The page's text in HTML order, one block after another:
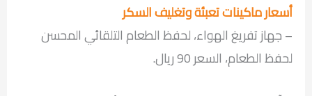
أسعار ماكينات تعبئة وتغليف السكر
– جهاز تفريغ الهواء، لحفظ الطعام التلقائي المحسن
لحفظ الطعام، السعر ‎90 ريال.